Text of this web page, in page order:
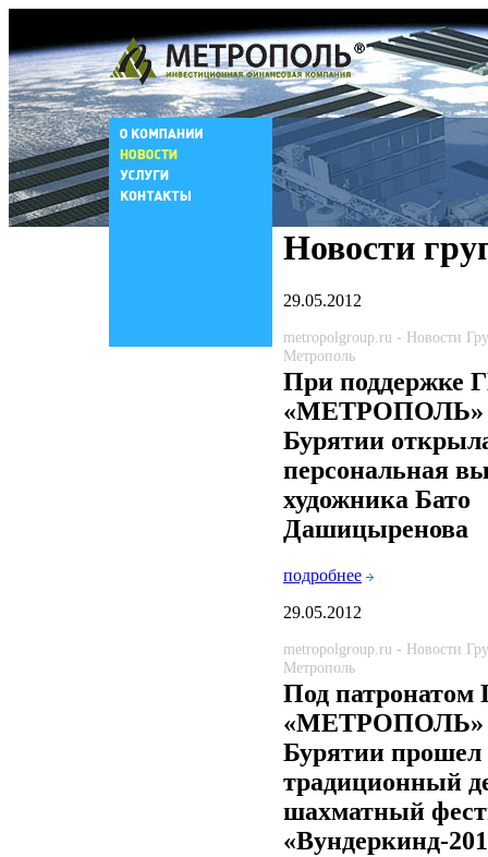
Новости
29.05.2012
metropolgroup.ru - Новости
Метрополь
При поддержке
«МЕТРОПОЛЬ»
Бурятии
персональная
художника Бато
Дашицыренова
подробнее
29.05.2012
metropolgroup.ru - Новости
Метрополь
Под патронатом
«МЕТРОПОЛЬ»
Бурятии прошел
традиционный
шахматный
«Вундеркинд-